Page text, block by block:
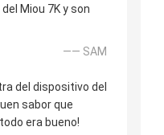
Miou 7K y son
—— SAM
del dispositivo del
sabor que
era bueno!